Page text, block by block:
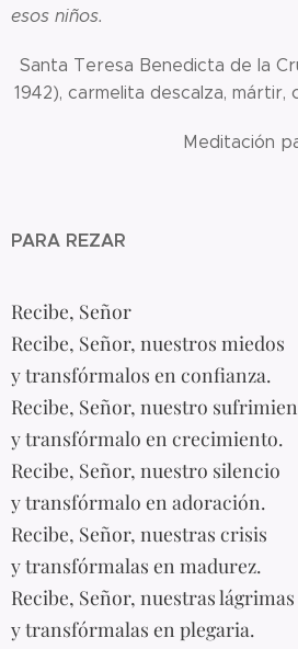
esos niños.
Santa Teresa Benedicta de la
1942), carmelita descalza,
Meditación
PARA REZAR
Recibe, Señor
Recibe, Señor, nuestros miedos
y transfórmalos en confianza.
Recibe, Señor, nuestro
y transfórmalo en crecimiento.
Recibe, Señor, nuestro silencio
y transfórmalo en adoración.
Recibe, Señor, nuestras crisis
y transfórmalas en madurez.
Recibe, Señor, nuestras lágrimas
y transfórmalas en plegaria.